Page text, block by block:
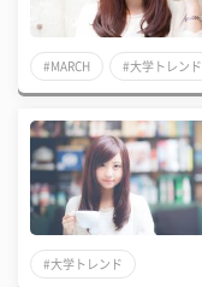
#MARCH #大学トレンド
#大学トレンド